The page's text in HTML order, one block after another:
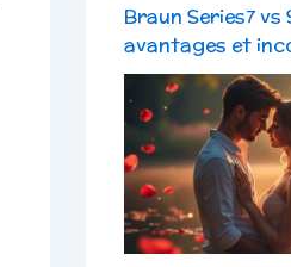
Braun Series7 vs
avantages et